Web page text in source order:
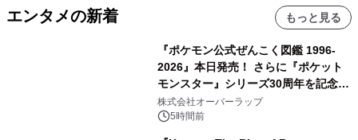
エンタメの新着 もっと見る
『ポケモン公式ぜんこく図鑑 1996-
2026』本日発売！ さらに『ポケット
モンスター』シリーズ30周年を記念し
た画集『ポケットモンスター ビジュア
ルアートブック』の発売決定！ 2026
株式会社オーバーラップ
5時間前